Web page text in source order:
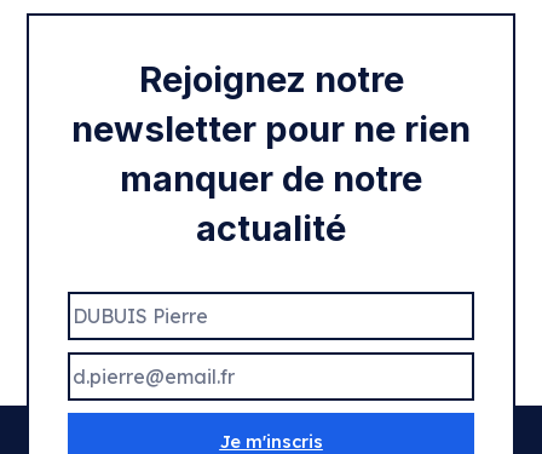
Rejoignez notre
newsletter pour ne rien
manquer de notre
actualité
Je m'inscris